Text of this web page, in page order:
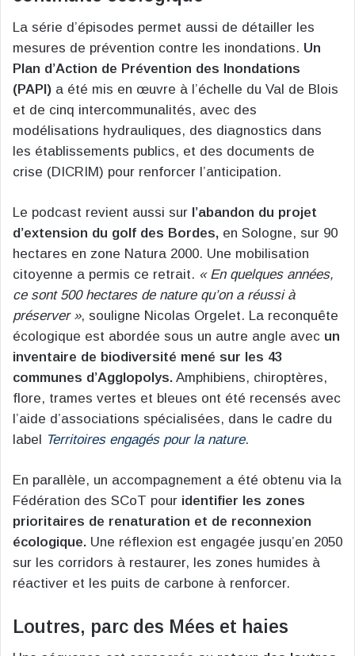
La série d’épisodes permet aussi de détailler les
mesures de prévention contre les inondations. Un
Plan d’Action de Prévention des Inondations
(PAPI) a été mis en œuvre à l’échelle du Val de Blois
et de cinq intercommunalités, avec des
modélisations hydrauliques, des diagnostics dans
les établissements publics, et des documents de
crise (DICRIM) pour renforcer l’anticipation.
Le podcast revient aussi sur l’abandon du projet
d’extension du golf des Bordes, en Sologne, sur 90
hectares en zone Natura 2000. Une mobilisation
citoyenne a permis ce retrait. « En quelques années,
ce sont 500 hectares de nature qu’on a réussi à
préserver », souligne Nicolas Orgelet. La reconquête
écologique est abordée sous un autre angle avec un
inventaire de biodiversité mené sur les 43
communes d’Agglopolys. Amphibiens, chiroptères,
flore, trames vertes et bleues ont été recensés avec
l’aide d’associations spécialisées, dans le cadre du
label Territoires engagés pour la nature.
En parallèle, un accompagnement a été obtenu via la
Fédération des SCoT pour identifier les zones
prioritaires de renaturation et de reconnexion
écologique. Une réflexion est engagée jusqu’en 2050
sur les corridors à restaurer, les zones humides à
réactiver et les puits de carbone à renforcer.
Loutres, parc des Mées et haies